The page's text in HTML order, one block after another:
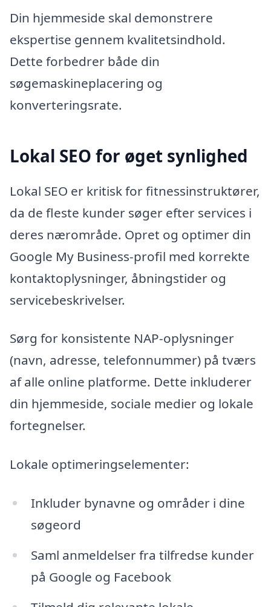
Din hjemmeside skal demonstrere
ekspertise gennem kvalitetsindhold.
Dette forbedrer både din
søgemaskineplacering og
konverteringsrate.
Lokal SEO for øget synlighed
Lokal SEO er kritisk for fitnessinstruktører,
da de fleste kunder søger efter services i
deres nærområde. Opret og optimer din
Google My Business-profil med korrekte
kontaktoplysninger, åbningstider og
servicebeskrivelser.
Sørg for konsistente NAP-oplysninger
(navn, adresse, telefonnummer) på tværs
af alle online platforme. Dette inkluderer
din hjemmeside, sociale medier og lokale
fortegnelser.
Lokale optimeringselementer:
Inkluder bynavne og områder i dine
søgeord
Saml anmeldelser fra tilfredse kunder
på Google og Facebook